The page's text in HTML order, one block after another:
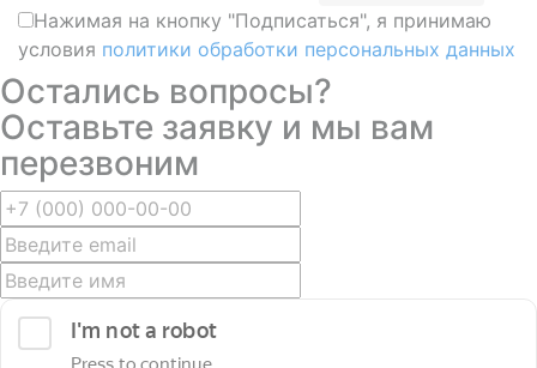
Нажимая на кнопку "Подписаться", я принимаю
условия политики обработки персональных данных
Остались вопросы?
Оставьте заявку и мы вам
перезвоним